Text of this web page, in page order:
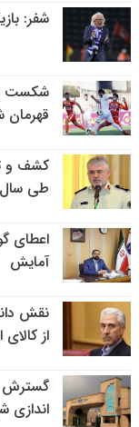
شفر:
شکست
قهرمان
طی سال ۹۶
اعطای
آمایش
نقش
از کالای
گسترش
اندازی